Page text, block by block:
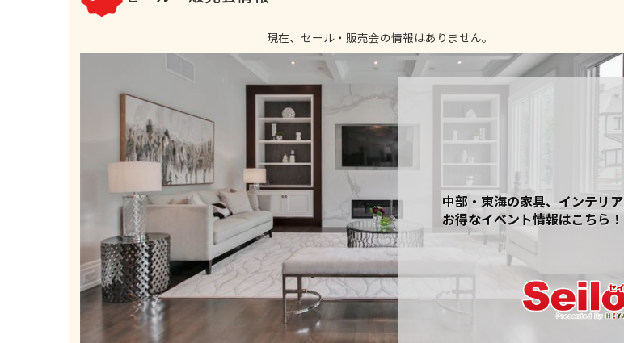
現在、セール・販売会の情報はありません。
中部・東海の家具、インテリア
お得なイベント情報はこちら！